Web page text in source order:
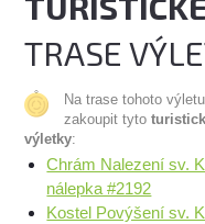
TRASE
Na trase tohoto
zakoupit tyto
výletky:
Chrám Nalezení sv.
nálepka #2192
Kostel Povýšení sv.